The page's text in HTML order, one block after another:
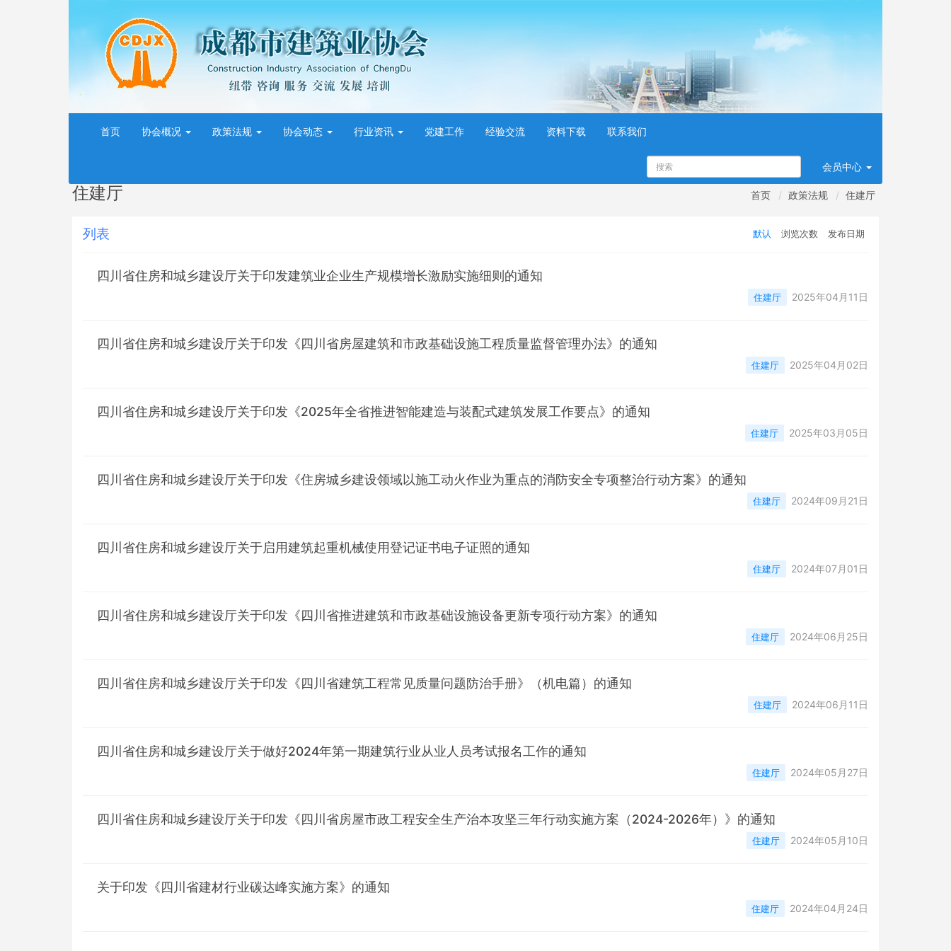
首页 协会概况 政策法规 协会动态 行业资讯 党建工作 经验交流 资料下载 联系我们
会员中心
住建厅 首页 政策法规 住建厅
列表 默认 浏览次数 发布日期
四川省住房和城乡建设厅关于印发建筑业企业生产规模增长激励实施细则的通知
住建厅 2025年04月11日
四川省住房和城乡建设厅关于印发《四川省房屋建筑和市政基础设施工程质量监督管理办法》的通知
住建厅 2025年04月02日
四川省住房和城乡建设厅关于印发《2025年全省推进智能建造与装配式建筑发展工作要点》的通知
住建厅 2025年03月05日
四川省住房和城乡建设厅关于印发《住房城乡建设领域以施工动火作业为重点的消防安全专项整治行动方案》的通知
住建厅 2024年09月21日
四川省住房和城乡建设厅关于启用建筑起重机械使用登记证书电子证照的通知
住建厅 2024年07月01日
四川省住房和城乡建设厅关于印发《四川省推进建筑和市政基础设施设备更新专项行动方案》的通知
住建厅 2024年06月25日
四川省住房和城乡建设厅关于印发《四川省建筑工程常见质量问题防治手册》（机电篇）的通知
住建厅 2024年06月11日
四川省住房和城乡建设厅关于做好2024年第一期建筑行业从业人员考试报名工作的通知
住建厅 2024年05月27日
四川省住房和城乡建设厅关于印发《四川省房屋市政工程安全生产治本攻坚三年行动实施方案（2024-2026年）》的通知
住建厅 2024年05月10日
关于印发《四川省建材行业碳达峰实施方案》的通知
住建厅 2024年04月24日